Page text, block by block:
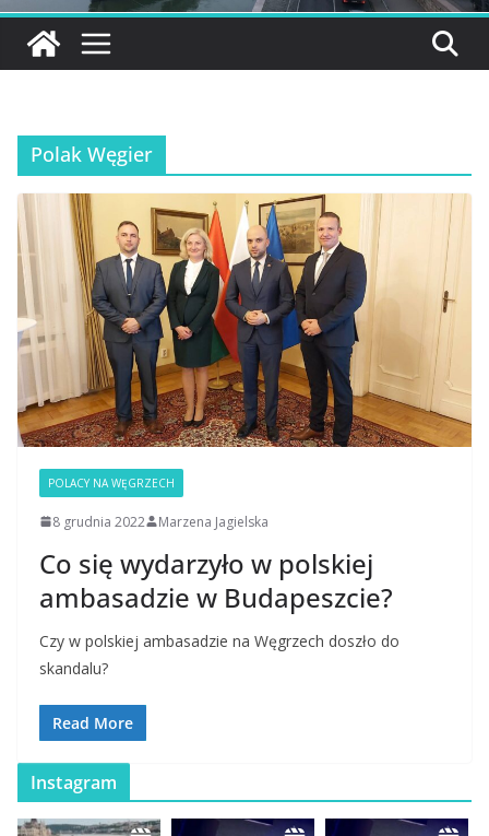
Polak Węgier
POLACY NA WĘGRZECH
8 grudnia 2022 Marzena Jagielska
Co się wydarzyło w polskiej
ambasadzie w Budapeszcie?
Czy w polskiej ambasadzie na Węgrzech doszło do
skandalu?
Read More
Instagram